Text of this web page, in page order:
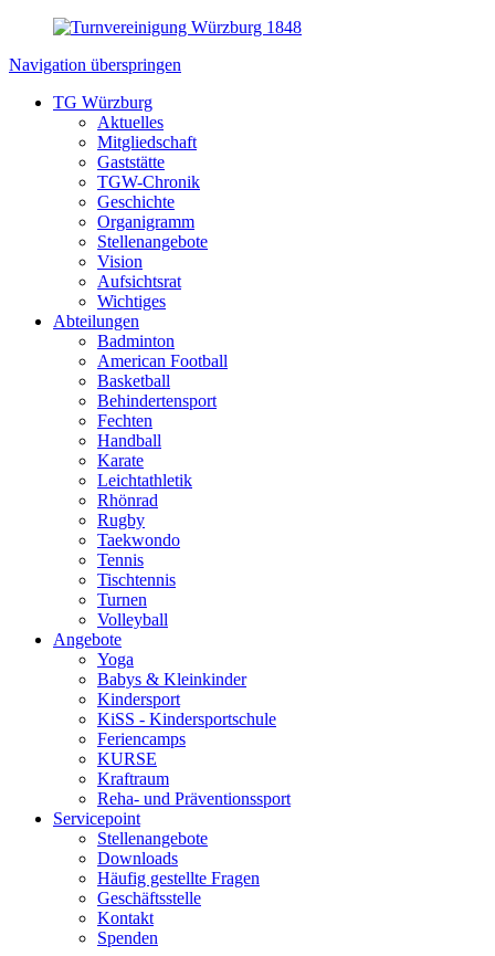
Navigation überspringen
TG Würzburg
Aktuelles
Mitgliedschaft
Gaststätte
TGW-Chronik
Geschichte
Organigramm
Stellenangebote
Vision
Aufsichtsrat
Wichtiges
Abteilungen
Badminton
American Football
Basketball
Behindertensport
Fechten
Handball
Karate
Leichtathletik
Rhönrad
Rugby
Taekwondo
Tennis
Tischtennis
Turnen
Volleyball
Angebote
Yoga
Babys & Kleinkinder
Kindersport
KiSS - Kindersportschule
Feriencamps
KURSE
Kraftraum
Reha- und Präventionssport
Servicepoint
Stellenangebote
Downloads
Häufig gestellte Fragen
Geschäftsstelle
Kontakt
Spenden